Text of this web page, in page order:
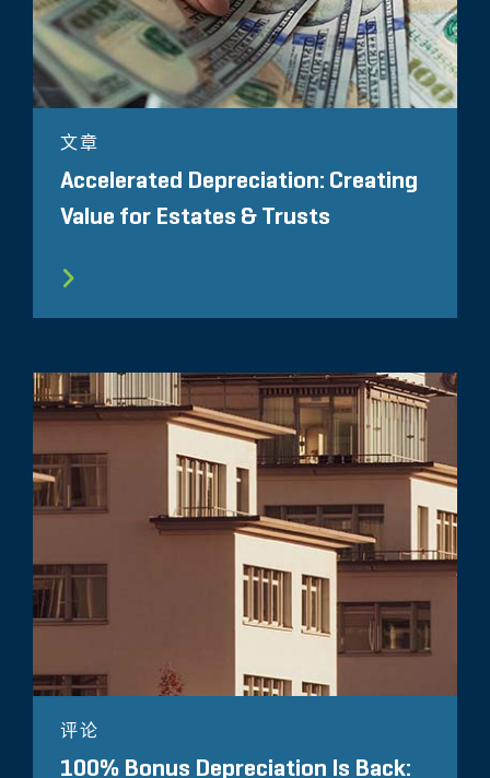
文章
Accelerated Depreciation: Creating
Value for Estates & Trusts
评论
100% Bonus Depreciation Is Back: